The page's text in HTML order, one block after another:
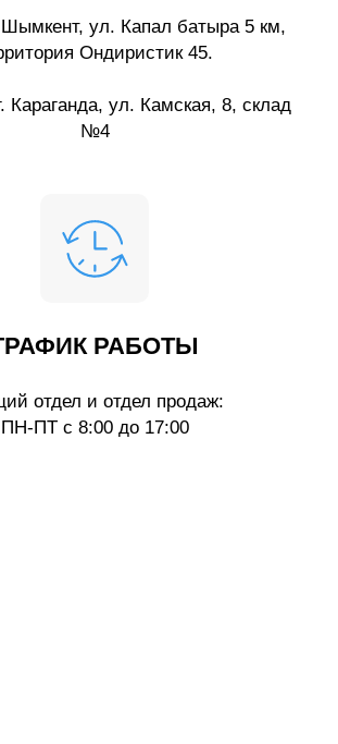
Шымкент, ул. Капал батыра 5 км,
Ондиристик 45.
Караганда, ул. Камская, 8, склад
№4
РАБОТЫ
отдел и отдел продаж:
ПН-ПТ с 8:00 до 17:00